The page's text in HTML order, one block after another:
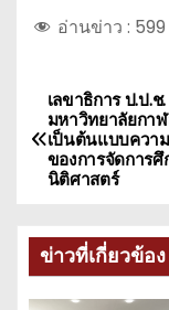
อ่านข่าว : 599
แ
น
แ
น
เลขาธิการ ป.ป.
มหาวิทยาลัยกา
เป็นต้นแบบควา
ของการจัดการศึ
นิติศาสตร์
ข่าวที่เกี่ยวข้อง